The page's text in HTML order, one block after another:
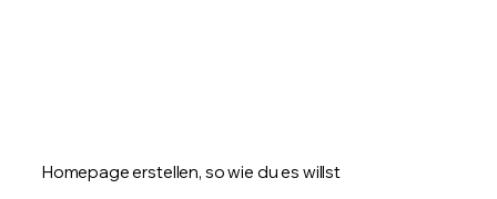
Homepage erstellen, so wie du es willst